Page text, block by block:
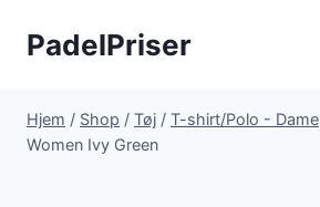
PadelPriser
Hjem / Shop / Tøj / T-shirt/Polo - Dame
Women Ivy Green